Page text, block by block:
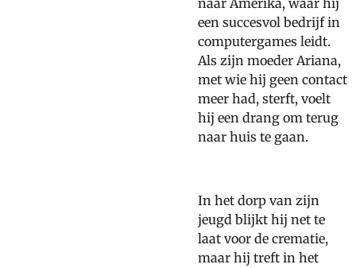
naar Amerika, waar hij
een succesvol bedrijf in
computergames leidt.
Als zijn moeder Ariana,
met wie hij geen contact
meer had, sterft, voelt
hij een drang om terug
naar huis te gaan.
In het dorp van zijn
jeugd blijkt hij net te
laat voor de crematie,
maar hij treft in het